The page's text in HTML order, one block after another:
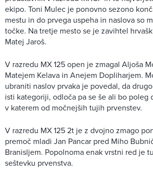
ekipo. Toni Mulec je ponovno sezono
mestu in do prvega uspeha in naslova so
točke. Na tretje mesto se je zavihtel
Matej Jaroš.
V razredu MX 125 open je zmagal Aljoša
Matejem Kelava in Anejem Dopliharjem.
ubraniti naslov prvaka je povedal, da
isti kategoriji, odloča pa se še ali bo poleg
v katerem od močnejših tujih prvenstev.
V razredu MX 125 2t je z dvojno zmago
premoč mladi Jan Pancar pred Miho
Branisljem. Popolnoma enak vrstni red je
seštevku prvenstva.